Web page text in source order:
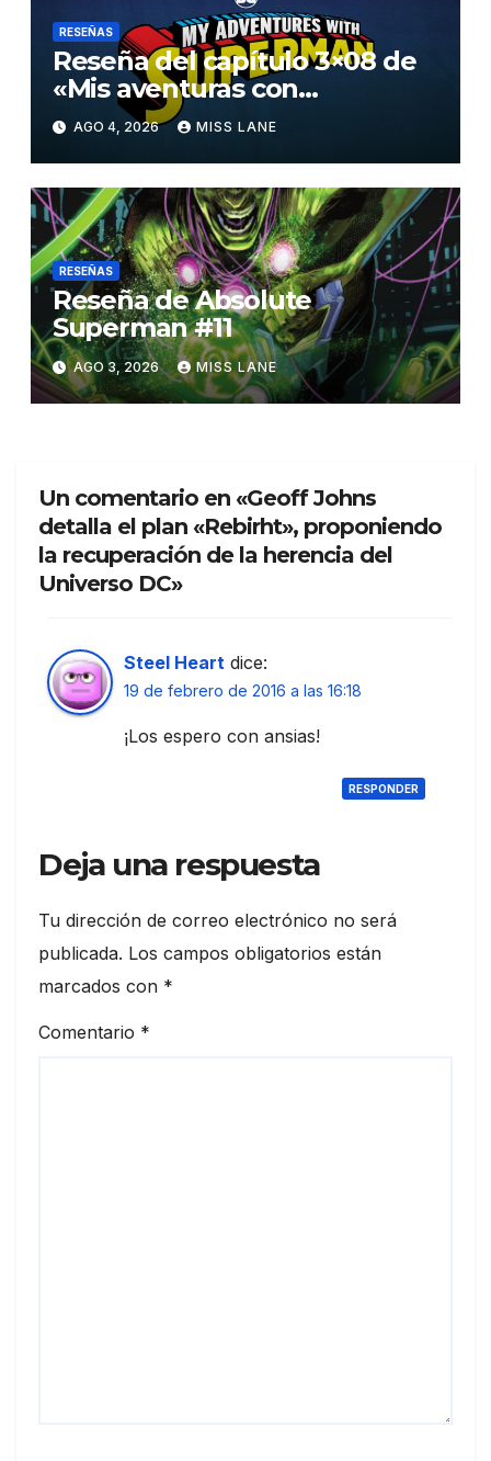
RESEÑAS
Reseña del capítulo 3×08 de
«Mis aventuras con
Superman»
AGO 4, 2026 MISS LANE
RESEÑAS
Reseña de Absolute
Superman #11
AGO 3, 2026 MISS LANE
Un comentario en «Geoff Johns
detalla el plan «Rebirht», proponiendo
la recuperación de la herencia del
Universo DC»
Steel Heart dice:
19 de febrero de 2016 a las 16:18
¡Los espero con ansias!
RESPONDER
Deja una respuesta
Tu dirección de correo electrónico no será
publicada. Los campos obligatorios están
marcados con *
Comentario *